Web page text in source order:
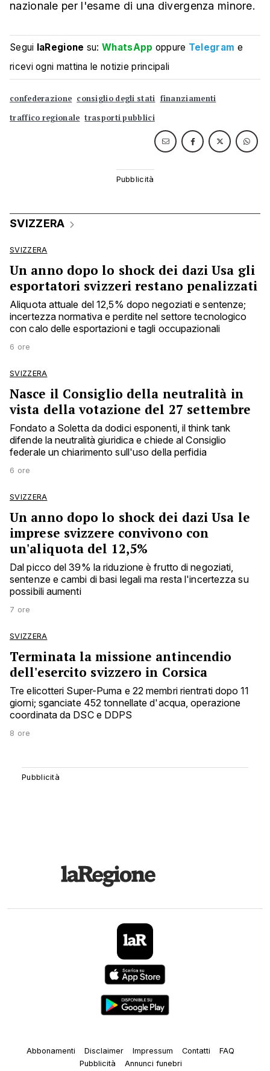
nazionale per l'esame di una divergenza minore.
Segui laRegione su:WhatsApp oppure Telegram e
ricevi ogni mattina le notizie principali
confederazione consiglio degli stati finanziamenti
traffico regionale trasporti pubblici
SVIZZERA
SVIZZERA
Un anno dopo lo shock dei dazi Usa gli
esportatori svizzeri restano penalizzati
Aliquota attuale del 12,5% dopo negoziati e sentenze;
incertezza normativa e perdite nel settore tecnologico
con calo delle esportazioni e tagli occupazionali
6 ore
SVIZZERA
Nasce il Consiglio della neutralità in
vista della votazione del 27 settembre
Fondato a Soletta da dodici esponenti, il think tank
difende la neutralità giuridica e chiede al Consiglio
federale un chiarimento sull'uso della perfidia
6 ore
SVIZZERA
Un anno dopo lo shock dei dazi Usa le
imprese svizzere convivono con
un'aliquota del 12,5%
Dal picco del 39% la riduzione è frutto di negoziati,
sentenze e cambi di basi legali ma resta l'incertezza su
possibili aumenti
7 ore
SVIZZERA
Terminata la missione antincendio
dell'esercito svizzero in Corsica
Tre elicotteri Super-Puma e 22 membri rientrati dopo 11
giorni; sganciate 452 tonnellate d'acqua, operazione
coordinata da DSC e DDPS
8 ore
Abbonamenti Disclaimer Impressum Contatti
FAQ
Pubblicità
Annunci funebri